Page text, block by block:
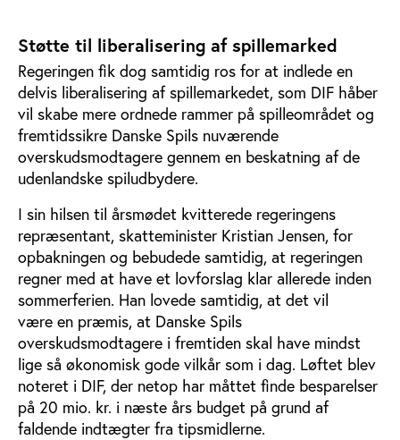
Støtte til liberalisering af spillemarked
Regeringen fik dog samtidig ros for at indlede en
delvis liberalisering af spillemarkedet, som DIF håber
vil skabe mere ordnede rammer på spilleområdet og
fremtidssikre Danske Spils nuværende
overskudsmodtagere gennem en beskatning af de
udenlandske spiludbydere.
I sin hilsen til årsmødet kvitterede regeringens
repræsentant, skatteminister Kristian Jensen, for
opbakningen og bebudede samtidig, at regeringen
regner med at have et lovforslag klar allerede inden
sommerferien. Han lovede samtidig, at det vil
være en præmis, at Danske Spils
overskudsmodtagere i fremtiden skal have mindst
lige så økonomisk gode vilkår som i dag. Løftet blev
noteret i DIF, der netop har måttet finde besparelser
på 20 mio. kr. i næste års budget på grund af
faldende indtægter fra tipsmidlerne.